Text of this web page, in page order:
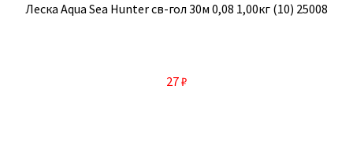
Леска Aqua Sea Hunter св-гол 30м 0,08 1,00кг (10) 25008
27₽